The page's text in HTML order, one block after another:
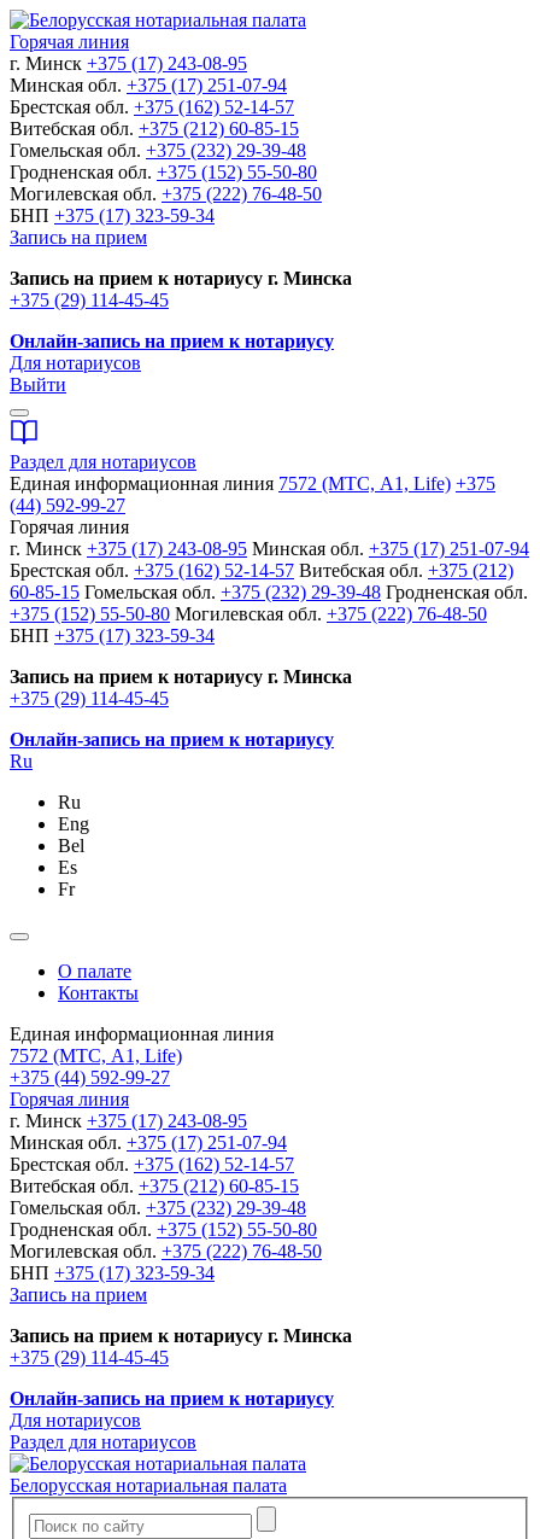
Горячая линия
г. Минск +375 (17) 243-08-95
Минская обл. +375 (17) 251-07-94
Брестская обл. +375 (162) 52-14-57
Витебская обл. +375 (212) 60-85-15
Гомельская обл. +375 (232) 29-39-48
Гродненская обл. +375 (152) 55-50-80
Могилевская обл. +375 (222) 76-48-50
БНП +375 (17) 323-59-34
Запись на прием
Запись на прием к нотариусу г. Минска
+375 (29) 114-45-45
Онлайн-запись на прием к нотариусу
Для нотариусов
Выйти
Раздел для нотариусов
Единая информационная линия 7572 (МТС, A1, Life) +375
(44) 592-99-27
Горячая линия
г. Минск +375 (17) 243-08-95 Минская обл. +375 (17) 251-07-94
Брестская обл. +375 (162) 52-14-57 Витебская обл. +375 (212)
60-85-15 Гомельская обл. +375 (232) 29-39-48 Гродненская обл.
+375 (152) 55-50-80 Могилевская обл. +375 (222) 76-48-50
БНП +375 (17) 323-59-34
Запись на прием к нотариусу г. Минска
+375 (29) 114-45-45
Онлайн-запись на прием к нотариусу
Ru
Ru
Eng
Bel
Es
Fr
О палате
Контакты
Единая информационная линия
7572 (МТС, A1, Life)
+375 (44) 592-99-27
Горячая линия
г. Минск +375 (17) 243-08-95
Минская обл. +375 (17) 251-07-94
Брестская обл. +375 (162) 52-14-57
Витебская обл. +375 (212) 60-85-15
Гомельская обл. +375 (232) 29-39-48
Гродненская обл. +375 (152) 55-50-80
Могилевская обл. +375 (222) 76-48-50
БНП +375 (17) 323-59-34
Запись на прием
Запись на прием к нотариусу г. Минска
+375 (29) 114-45-45
Онлайн-запись на прием к нотариусу
Для нотариусов
Раздел для нотариусов
Белорусская нотариальная палата